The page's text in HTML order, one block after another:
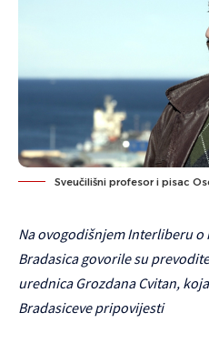
Sveučilišni profesor i pisac
Na ovogodišnjem Interliberu o
Bradasica govorile su
urednica Grozdana Cvitan,
Bradasiceve pripovijesti